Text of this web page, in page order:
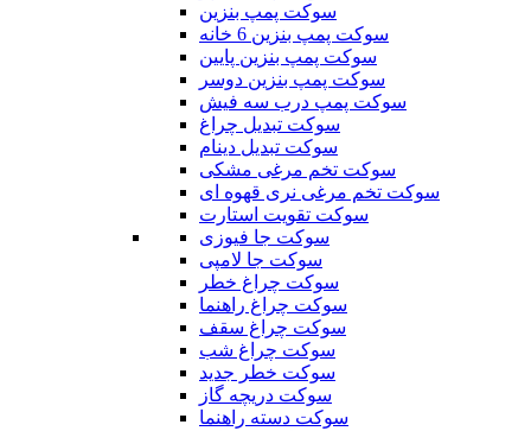
سوکت پمپ بنزین
سوکت پمپ بنزین 6 خانه
سوکت پمپ بنزین پایین
سوکت پمپ بنزین دوسر
سوکت پمپ درب سه فیش
سوکت تبدیل چراغ
سوکت تبدیل دینام
سوکت تخم مرغی مشکی
سوکت تخم مرغی نری قهوه ای
سوکت تقویت استارت
سوکت جا فیوزی
سوکت جا لامپی
سوکت چراغ خطر
سوکت چراغ راهنما
سوکت چراغ سقف
سوکت چراغ شب
سوکت خطر جدید
سوکت دریچه گاز
سوکت دسته راهنما